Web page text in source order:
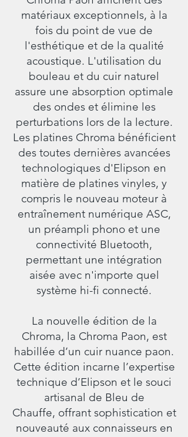
matériaux exceptionnels, à la
fois du point de vue de
l'esthétique et de la qualité
acoustique. L'utilisation du
bouleau et du cuir naturel
assure une absorption optimale
des ondes et élimine les
perturbations lors de la lecture.
Les platines Chroma bénéficient
des toutes dernières avancées
technologiques d'Elipson en
matière de platines vinyles, y
compris le nouveau moteur à
entraînement numérique ASC,
un préampli phono et une
connectivité Bluetooth,
permettant une intégration
aisée avec n'importe quel
système hi-fi connecté.
La nouvelle édition de la
Chroma, la Chroma Paon, est
habillée d’un cuir nuance paon.
Cette édition incarne l’expertise
technique d’Elipson et le souci
artisanal de Bleu de
Chauffe, offrant sophistication et
nouveauté aux connaisseurs en